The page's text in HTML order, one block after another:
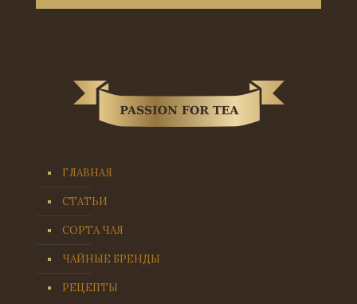
ГЛАВНАЯ
СТАТЬИ
СОРТА ЧАЯ
ЧАЙНЫЕ БРЕНДЫ
РЕЦЕПТЫ